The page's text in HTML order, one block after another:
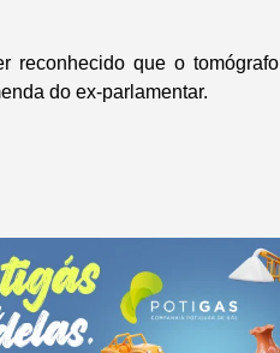
reconhecido que o tomógrafo
do ex-parlamentar.